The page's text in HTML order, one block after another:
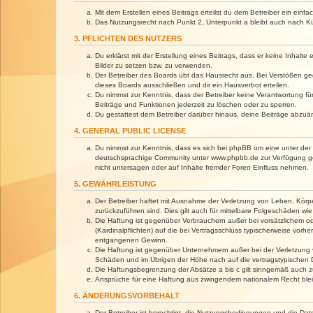
Mit dem Erstellen eines Beitrags erteilst du dem Betreiber ein
Das Nutzungsrecht nach Punkt 2, Unterpunkt a bleibt auch nach
3. PFLICHTEN DES NUTZERS
Du erklärst mit der Erstellung eines Beitrags, dass er keine
Bilder zu setzen bzw. zu verwenden.
Der Betreiber des Boards übt das Hausrecht aus. Bei Verstößen
dieses Boards ausschließen und dir ein Hausverbot erteilen.
Du nimmst zur Kenntnis, dass der Betreiber keine Verantwortung
Beiträge und Funktionen jederzeit zu löschen oder zu sperren.
Du gestattest dem Betreiber darüber hinaus, deine Beiträge
4. GENERAL PUBLIC LICENSE
Du nimmst zur Kenntnis, dass es sich bei phpBB um eine unter der
deutschsprachige Community unter www.phpbb.de zur
nicht untersagen oder auf Inhalte fremder Foren Einfluss nehmen.
5. GEWÄHRLEISTUNG
Der Betreiber haftet mit Ausnahme der Verletzung von Leben,
zurückzuführen sind. Dies gilt auch für mittelbare Folgeschäden
Die Haftung ist gegenüber Verbrauchern außer bei vorsätzlichem
(Kardinalpflichten) auf die bei Vertragsschluss typischerweise
entgangenen Gewinn.
Die Haftung ist gegenüber Unternehmern außer bei der
Schäden und im Übrigen der Höhe nach auf die
Die Haftungsbegrenzung der Absätze a bis c gilt sinngemäß auch
Ansprüche für eine Haftung aus zwingendem nationalem Recht
6. ÄNDERUNGSVORBEHALT